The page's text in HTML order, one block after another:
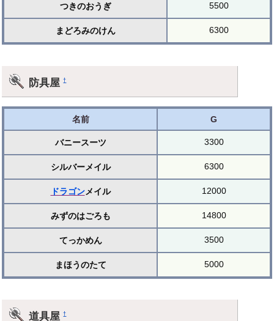
つきのおうぎ 5500
まどろみのけん 6300
防具屋†
名前 G
バニースーツ 3300
シルバーメイル 6300
ドラゴンメイル 12000
みずのはごろも 14800
てっかめん 3500
まほうのたて 5000
道具屋†